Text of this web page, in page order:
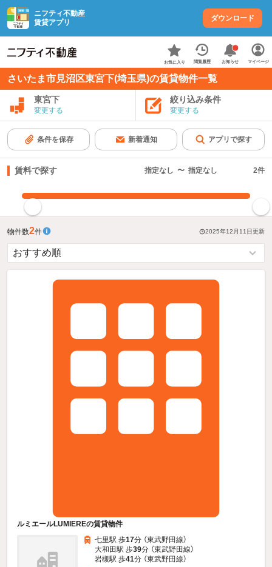
ニフティ不動産
賃貸アプリ
ダウンロード
お気に入り 閲覧履歴 お知らせ マイページ
さいたま市見沼区東宮下(埼玉県)の賃貸物件一覧
東宮下
変更する
絞り込み条件
変更する
条件を保存 新着通知 アプリで探す
賃料で探す 指定なし 〜 指定なし 2件
物件数2件 2025年12月11日更新
ルミエールLUMIEREの賃貸物件
七里駅 歩17分 （東武野田線）
大和田駅 歩39分 （東武野田線）
岩槻駅 歩41分 （東武野田線）